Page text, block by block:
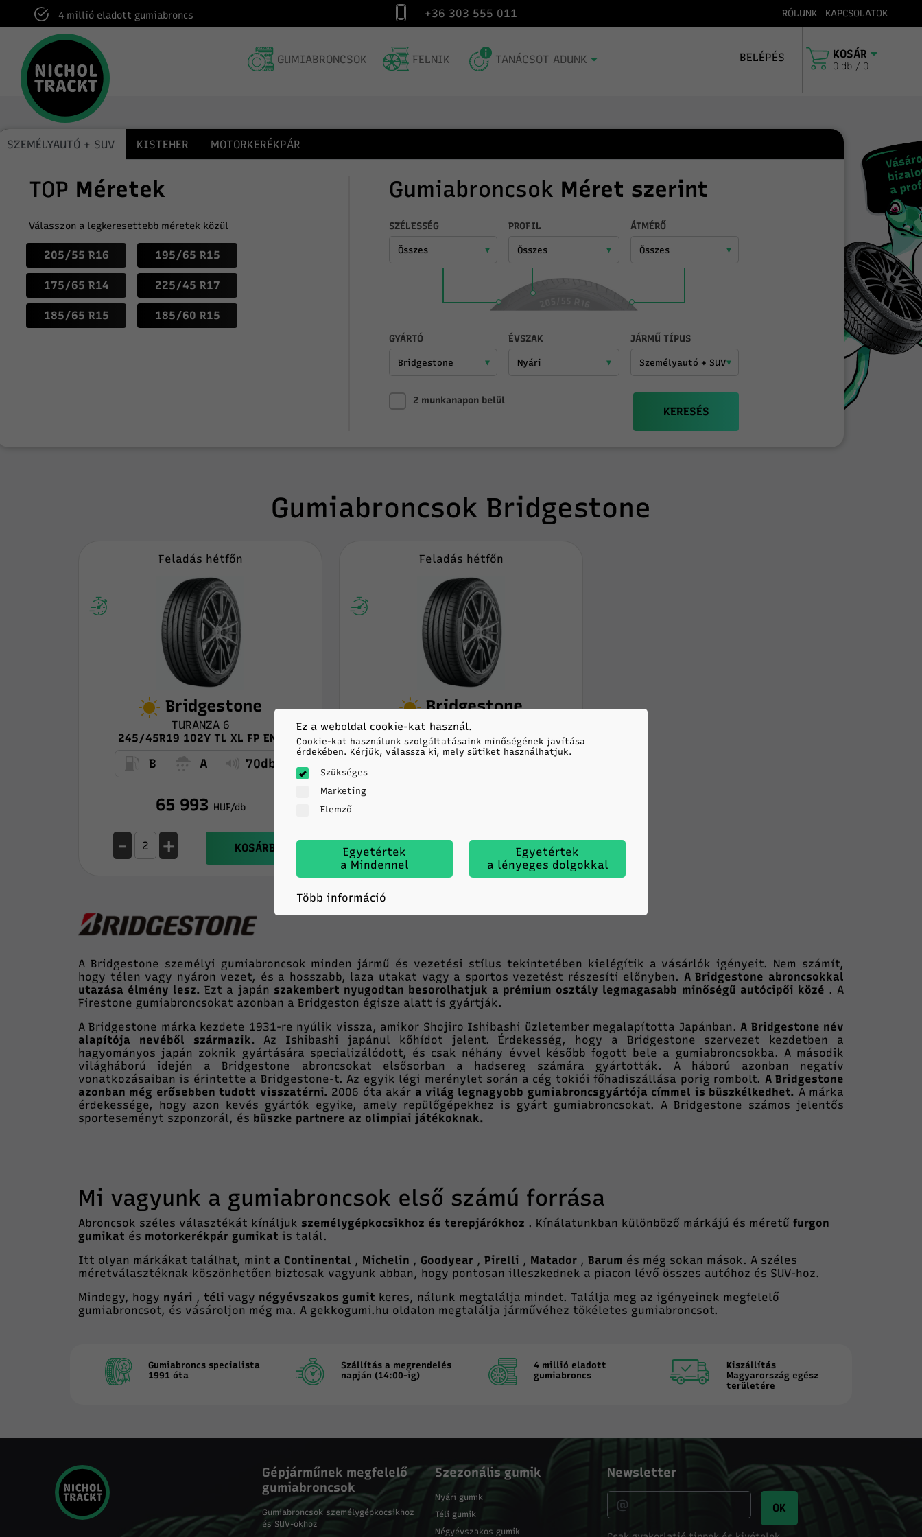
4 millió eladott gumiabroncs Kiszállítás Magyarország egész területére Szállítás
+36 303 555 011 RÓLUNK KAPCSOLATOK
GUMIABRONCSOK FELNIK TANÁCSOT ADUNK BELÉPÉS KOSÁR
0 db / 0
SZEMÉLYAUTÓ + SUV KISTEHER MOTORKERÉKPÁR
TOP Méretek
Válasszon a legkeresettebb méretek közül
205/55 R16 195/65 R15
175/65 R14 225/45 R17
185/65 R15 185/60 R15
Gumiabroncsok Méret szerint
SZÉLESSÉG PROFIL ÁTMÉRŐ
GYÁRTÓ ÉVSZAK JÁRMŰ TÍPUS
2 munkanapon belül
KERESÉS
Gumiabroncsok Bridgestone
Feladás hétfőn
Bridgestone
TURANZA 6
245/45R19 102Y TL XL FP ENL
B A 70db
65 993 HUF/db
- + KOSÁRBA
Feladás hétfőn
Bridgestone
TURANZA 6
245/40R18 97Y TL XL FP ENL
- + KOSÁRBA
A Bridgestone személyi gumiabroncsok minden jármű és vezetési stílus tekintetében kielégítik a vásárlók igényeit. Nem számít,
hogy télen vagy nyáron vezet, és a hosszabb, laza utakat vagy a sportos vezetést részesíti előnyben. A Bridgestone abroncsokkal
utazása élmény lesz. Ezt a japán szakembert nyugodtan besorolhatjuk a prémium osztály legmagasabb minőségű autócipői közé . A
Firestone gumiabroncsokat azonban a Bridgeston égisze alatt is gyártják.
A Bridgestone márka kezdete 1931-re nyúlik vissza, amikor Shojiro Ishibashi üzletember megalapította Japánban. A Bridgestone név
alapítója nevéből származik. Az Ishibashi japánul kőhídot jelent. Érdekesség, hogy a Bridgestone szervezet kezdetben a
hagyományos japán zoknik gyártására specializálódott, és csak néhány évvel később fogott bele a gumiabroncsokba. A második
világháború idején a Bridgestone abroncsokat elsősorban a hadsereg számára gyártották. A háború azonban negatív
vonatkozásaiban is érintette a Bridgestone-t. Az egyik légi merénylet során a cég tokiói főhadiszállása porig rombolt. A Bridgestone
azonban még erősebben tudott visszatérni. 2006 óta akár a világ legnagyobb gumiabroncsgyártója címmel is büszkélkedhet. A márka
érdekessége, hogy azon kevés gyártók egyike, amely repülőgépekhez is gyárt gumiabroncsokat. A Bridgestone számos jelentős
sporteseményt szponzorál, és büszke partnere az olimpiai játékoknak.
Mi vagyunk a gumiabroncsok első számú forrása
Abroncsok széles választékát kínáljuk személygépkocsikhoz és terepjárókhoz . Kínálatunkban különböző márkájú és méretű furgon
gumikat és motorkerékpár gumikat is talál.
Itt olyan márkákat találhat, mint a Continental , Michelin , Goodyear , Pirelli , Matador , Barum és még sokan mások. A széles
méretválasztéknak köszönhetően biztosak vagyunk abban, hogy pontosan illeszkednek a piacon lévő összes autóhoz és SUV-hoz.
Mindegy, hogy nyári , téli vagy négyévszakos gumit keres, nálunk megtalálja mindet. Találja meg az igényeinek megfelelő
gumiabroncsot, és vásároljon még ma. A gekkogumi.hu oldalon megtalálja járművéhez tökéletes gumiabroncsot.
Ez a weboldal cookie-kat használ.
Cookie-kat használunk szolgáltatásaink minőségének javítása
érdekében. Kérjük, válassza ki, mely sütiket használhatjuk.
Szükséges
Marketing
Elemző
Egyetértek
a Mindennel
Egyetértek
a lényeges dolgokkal
Több információ
Gumiabroncs specialista
1991 óta
Szállítás a megrendelés
napján (14:00-ig)
4 millió eladott
gumiabroncs
Kiszállítás
Magyarország egész
területére
Gépjárműnek megfelelő
gumiabroncsok
Gumiabroncsok személygépkocsikhoz
és SUV-okhoz
Szezonális gumik
Nyári gumik
Téli gumik
Négyévszakos gumik
Newsletter
OK